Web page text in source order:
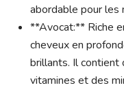
abordable pour les
**Avocat:** Riche
cheveux en
brillants. Il contient
vitamines et des